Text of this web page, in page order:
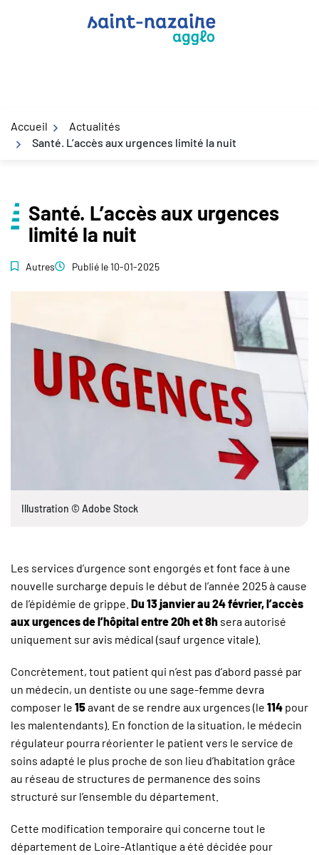
Accueil
Actualités
Santé. L’accès aux urgences limité la nuit
Santé. L’accès aux urgences
limité la nuit
Autres Publié le10-01-2025
Illustration © Adobe Stock
Les services d’urgence sont engorgés et font face à une
nouvelle surcharge depuis le début de l’année 2025 à cause
de l’épidémie de grippe. Du 13 janvier au 24 février, l’accès
aux urgences de l’hôpital entre 20h et 8h sera autorisé
uniquement sur avis médical (sauf urgence vitale).
Concrètement, tout patient qui n’est pas d’abord passé par
un médecin, un dentiste ou une sage-femme devra
composer le 15avant de se rendre aux urgences (le 114 pour
les malentendants). En fonction de la situation, le médecin
régulateur pourra réorienter le patient vers le service de
soins adapté le plus proche de son lieu d’habitation grâce
au réseau de structures de permanence des soins
structuré sur l’ensemble du département.
Cette modification temporaire qui concerne tout le
département de Loire-Atlantique a été décidée pour